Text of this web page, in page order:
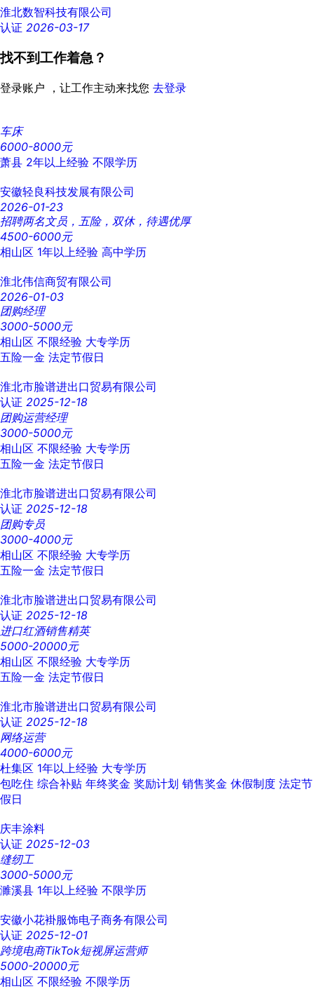
淮北数智科技有限公司
认证 2026-03-17
找不到工作着急？
登录账户 ，让工作主动来找您 去登录
车床
6000-8000元
萧县 2年以上经验 不限学历
安徽轻良科技发展有限公司
2026-01-23
招聘两名文员，五险，双休，待遇优厚
4500-6000元
相山区 1年以上经验 高中学历
淮北伟信商贸有限公司
2026-01-03
团购经理
3000-5000元
相山区 不限经验 大专学历
五险一金 法定节假日
淮北市脸谱进出口贸易有限公司
认证 2025-12-18
团购运营经理
3000-5000元
相山区 不限经验 大专学历
五险一金 法定节假日
淮北市脸谱进出口贸易有限公司
认证 2025-12-18
团购专员
3000-4000元
相山区 不限经验 大专学历
五险一金 法定节假日
淮北市脸谱进出口贸易有限公司
认证 2025-12-18
进口红酒销售精英
5000-20000元
相山区 不限经验 大专学历
五险一金 法定节假日
淮北市脸谱进出口贸易有限公司
认证 2025-12-18
网络运营
4000-6000元
杜集区 1年以上经验 大专学历
包吃住 综合补贴 年终奖金 奖励计划 销售奖金 休假制度 法定节
假日
庆丰涂料
认证 2025-12-03
缝纫工
3000-5000元
濉溪县 1年以上经验 不限学历
安徽小花褂服饰电子商务有限公司
认证 2025-12-01
跨境电商TikTok短视屏运营师
5000-20000元
相山区 不限经验 不限学历